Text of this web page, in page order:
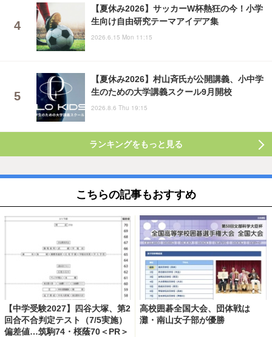
【夏休み2026】サッカーW杯熱狂の今！小学
生向け自由研究テーマアイデア集
2026.6.15 Mon 11:15
【夏休み2026】村山斉氏が公開講義、小中学
生のための大学講義スクール9月開校
2026.8.6 Thu 19:15
ランキングをもっと見る
こちらの記事もおすすめ
【中学受験2027】四谷大塚、第2
回合不合判定テスト（7/5実施）
偏差値…筑駒74・桜蔭70＜PR＞
高校囲碁全国大会、団体戦は
灘・南山女子部が優勝